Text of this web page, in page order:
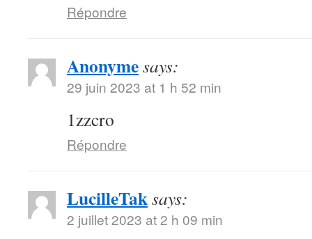
Répondre
Anonymesays:
29 juin 2023 at 1 h 52 min
1zzcro
Répondre
LucilleTaksays:
2 juillet 2023 at 2 h 09 min